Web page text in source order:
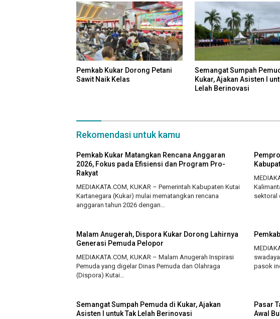
Pemkab Kukar Dorong Petani
Sawit Naik Kelas
Semangat Sumpah
Kukar, Ajakan Asisten I
Lelah Berinovasi
Rekomendasi untuk kamu
Pemkab Kukar Matangkan Rencana Anggaran
2026, Fokus pada Efisiensi dan Program Pro-
Rakyat
MEDIAKATA.COM, KUKAR – Pemerintah Kabupaten Kutai
Kartanegara (Kukar) mulai mematangkan rencana
anggaran tahun 2026 dengan…
sektoral
Malam Anugerah, Dispora Kukar Dorong Lahirnya
Generasi Pemuda Pelopor
MEDIAKATA.COM, KUKAR – Malam Anugerah Inspirasi
Pemuda yang digelar Dinas Pemuda dan Olahraga
(Dispora) Kutai…
pasok
Semangat Sumpah Pemuda di Kukar, Ajakan
Asisten I untuk Tak Lelah Berinovasi
Pasar
Awal